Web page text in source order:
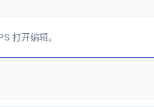
打开编辑。